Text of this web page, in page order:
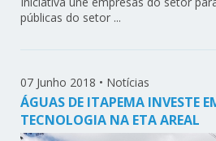
públicas do setor ...
07 Junho 2018 • Notícias
ÁGUAS DE ITAPEMA INVESTE
TECNOLOGIA NA ETA AREAL